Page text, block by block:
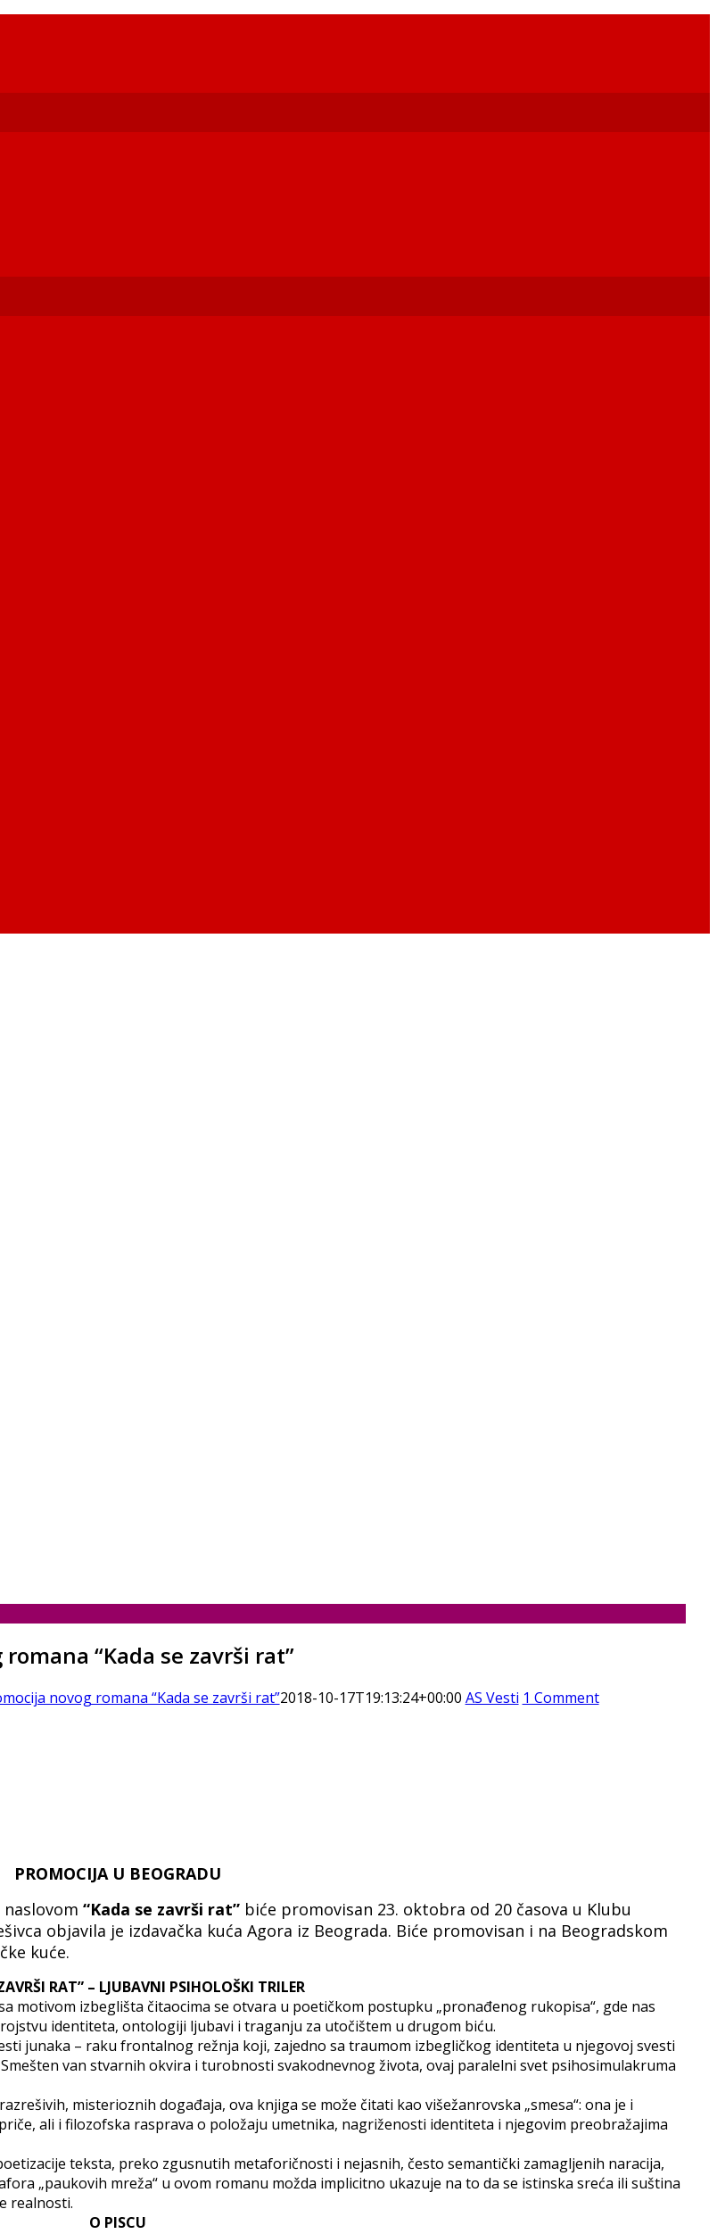
“Kada se završi rat”
novog romana “Kada se završi rat”2018-10-17T19:13:24+00:00 AS Vesti 1 Comment
PROMOCIJA U BEOGRADU
naslovom “Kada se završi rat”biće promovisan 23. oktobra od 20 časova u Klubu
objavila je izdavačka kuća Agora iz Beograda. Biće promovisan i na Beogradskom
kuće.
RAT” – LJUBAVNI PSIHOLOŠKI TRILER
motivom izbeglišta čitaocima se otvara u poetičkom postupku „pronađenog rukopisa“, gde nas
identiteta, ontologiji ljubavi i traganju za utočištem u drugom biću.
junaka – raku frontalnog režnja koji, zajedno sa traumom izbegličkog identiteta u njegovoj svesti
van stvarnih okvira i turobnosti svakodnevnog života, ovaj paralelni svet psihosimulakruma
misterioznih događaja, ova knjiga se može čitati kao višežanrovska „smesa“: ona je i
ali i filozofska rasprava o položaju umetnika, nagriženosti identiteta i njegovim preobražajima
teksta, preko zgusnutih metaforičnosti i nejasnih, često semantički zamagljenih naracija,
„paukovih mreža“ u ovom romanu možda implicitno ukazuje na to da se istinska sreća ili suština
realnosti.
O PISCU